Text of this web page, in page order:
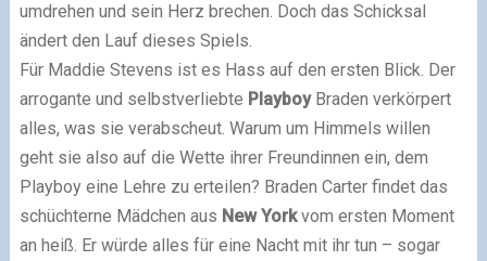
umdrehen und sein Herz brechen. Doch das Schicksal
ändert den Lauf dieses Spiels.
Für Maddie Stevens ist es Hass auf den ersten Blick. Der
arrogante und selbstverliebte PlayboyBraden verkörpert
alles, was sie verabscheut. Warum um Himmels willen
geht sie also auf die Wette ihrer Freundinnen ein, dem
Playboy eine Lehre zu erteilen? Braden Carter findet das
schüchterne Mädchen aus New Yorkvom ersten Moment
an heiß. Er würde alles für eine Nacht mit ihr tun – sogar